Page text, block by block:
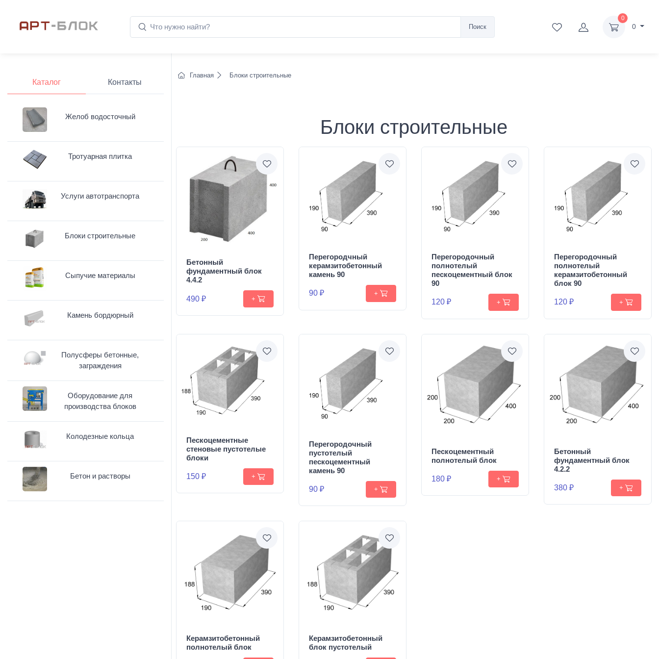
Поиск
0
0
Главная Блоки строительные
Блоки строительные
Бетонный
фундаментный блок
4.4.2
490 ₽ +
Перегородчный
керамзитобетонный
камень 90
90 ₽ +
Перегородочный
полнотелый
пескоцементный блок
90
120 ₽ +
Перегородочный
полнотелый
керамзитобетонный
блок 90
120 ₽ +
Пескоцементные
стеновые пустотелые
блоки
150 ₽ +
Перегородочный
пустотелый
пескоцементный
камень 90
90 ₽ +
Пескоцементный
полнотелый блок
180 ₽ +
Бетонный
фундаментный блок
4.2.2
380 ₽ +
Керамзитобетонный
полнотелый блок
Керамзитобетонный
блок пустотелый
Каталог Контакты
Желоб водосточный
Тротуарная плитка
Услуги автотранспорта
Блоки строительные
Сыпучие материалы
Камень бордюрный
Полусферы бетонные,
заграждения
Оборудование для
производства блоков
Колодезные кольца
Бетон и растворы